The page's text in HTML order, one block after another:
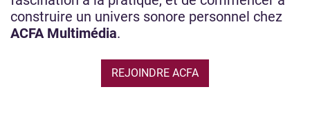
construire un univers sonore personnel chez
ACFA Multimédia.
REJOINDRE ACFA